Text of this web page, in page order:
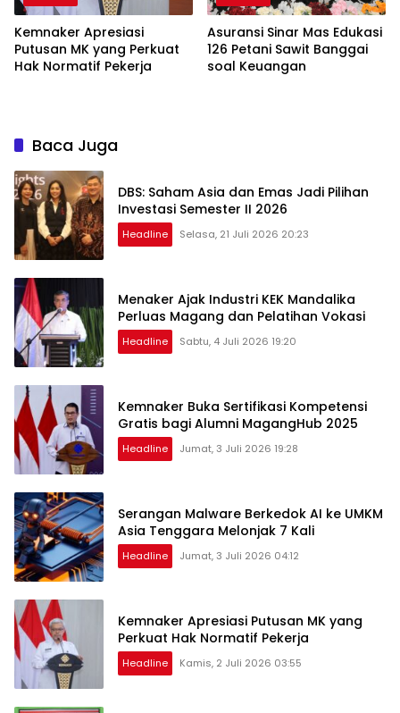
Kemnaker Apresiasi
Putusan MK yang Perkuat
Hak Normatif Pekerja
Asuransi Sinar Mas Edukasi
126 Petani Sawit Banggai
soal Keuangan
Baca Juga
DBS: Saham Asia dan Emas Jadi Pilihan
Investasi Semester II 2026
Headline Selasa, 21 Juli 2026 20:23
Menaker Ajak Industri KEK Mandalika
Perluas Magang dan Pelatihan Vokasi
Headline Sabtu, 4 Juli 2026 19:20
Kemnaker Buka Sertifikasi Kompetensi
Gratis bagi Alumni MagangHub 2025
Headline Jumat, 3 Juli 2026 19:28
Serangan Malware Berkedok AI ke UMKM
Asia Tenggara Melonjak 7 Kali
Headline Jumat, 3 Juli 2026 04:12
Kemnaker Apresiasi Putusan MK yang
Perkuat Hak Normatif Pekerja
Headline Kamis, 2 Juli 2026 03:55